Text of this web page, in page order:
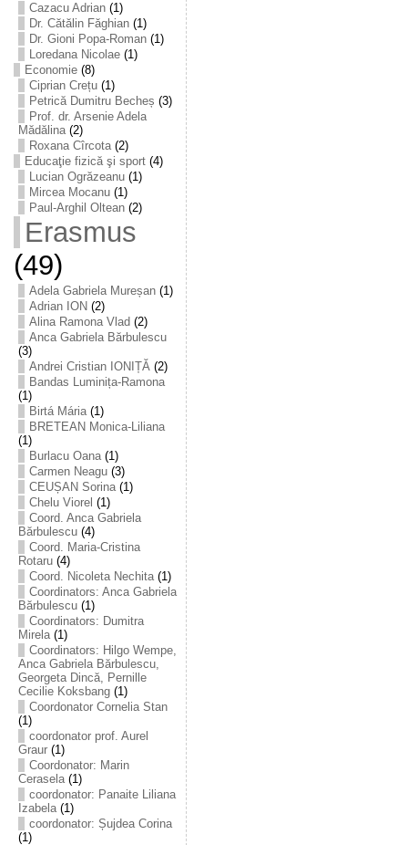
Cazacu Adrian(1)
Dr. Cătălin Făghian(1)
Dr. Gioni Popa-Roman(1)
Loredana Nicolae(1)
Economie(8)
Ciprian Crețu(1)
Petrică Dumitru Becheș (3)
Prof. dr. Arsenie Adela
Mădălina(2)
Roxana Cîrcota(2)
Educaţie fizică şi sport(4)
Lucian Ogrăzeanu(1)
Mircea Mocanu(1)
Paul-Arghil Oltean(2)
Erasmus
(49)
Adela Gabriela Mureșan(1)
Adrian ION (2)
Alina Ramona Vlad (2)
Anca Gabriela Bărbulescu
(3)
Andrei Cristian IONIȚĂ(2)
Bandas Luminița-Ramona
(1)
Birtá Mária(1)
BRETEAN Monica-Liliana
(1)
Burlacu Oana(1)
Carmen Neagu(3)
CEUȘAN Sorina(1)
Chelu Viorel (1)
Coord. Anca Gabriela
Bărbulescu(4)
Coord. Maria-Cristina
Rotaru(4)
Coord. Nicoleta Nechita(1)
Coordinators: Anca Gabriela
Bărbulescu(1)
Coordinators: Dumitra
Mirela(1)
Coordinators: Hilgo Wempe,
Anca Gabriela Bărbulescu,
Georgeta Dincă, Pernille
Cecilie Koksbang(1)
Coordonator Cornelia Stan
(1)
coordonator prof. Aurel
Graur(1)
Coordonator: Marin
Cerasela(1)
coordonator: Panaite Liliana
Izabela(1)
coordonator: Șujdea Corina
(1)